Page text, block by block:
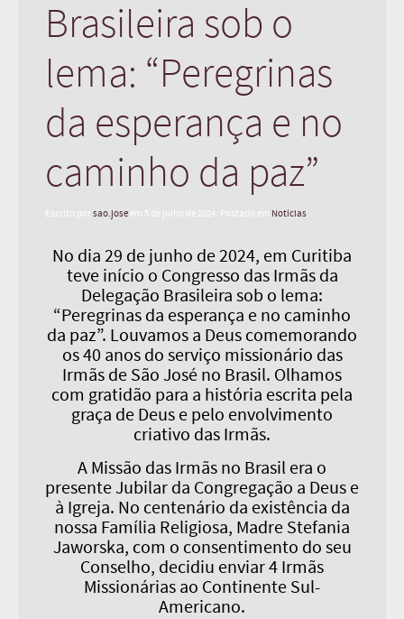
Brasileira sob o
lema: “Peregrinas
da esperança e no
caminho da paz”
Escrito por sao.jose em 5 de julho de 2024 . Postado em Notícias
No dia 29 de junho de 2024, em Curitiba
teve início o Congresso das Irmãs da
Delegação Brasileira sob o lema:
“Peregrinas da esperança e no caminho
da paz”. Louvamos a Deus comemorando
os 40 anos do serviço missionário das
Irmãs de São José no Brasil. Olhamos
com gratidão para a história escrita pela
graça de Deus e pelo envolvimento
criativo das Irmãs.
A Missão das Irmãs no Brasil era o
presente Jubilar da Congregação a Deus e
à Igreja. No centenário da existência da
nossa Família Religiosa, Madre Stefania
Jaworska, com o consentimento do seu
Conselho, decidiu enviar 4 Irmãs
Missionárias ao Continente Sul-
Americano.